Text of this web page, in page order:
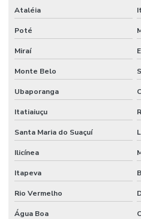
Serviços de manutenção industrial
Serviços de manutenção
Serviços de mão de obra
Serviços de mão de obra
Serviços de terceirização de mão de
Sistemas De Monitoramento
Soluções de engenharia e
Soluções de engenharia para
Terceirização de facilities
Ataléia
Poté
Miraí
Monte Belo
Ubaporanga
Itatiaiuçu
Santa Maria do Suaçuí
Ilicínea
Itapeva
Rio Vermelho
Água Boa